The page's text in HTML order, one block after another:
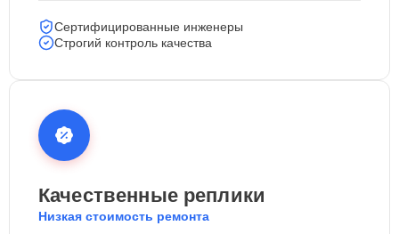
Сертифицированные инженеры
Строгий контроль качества
Качественные реплики
Низкая стоимость ремонта